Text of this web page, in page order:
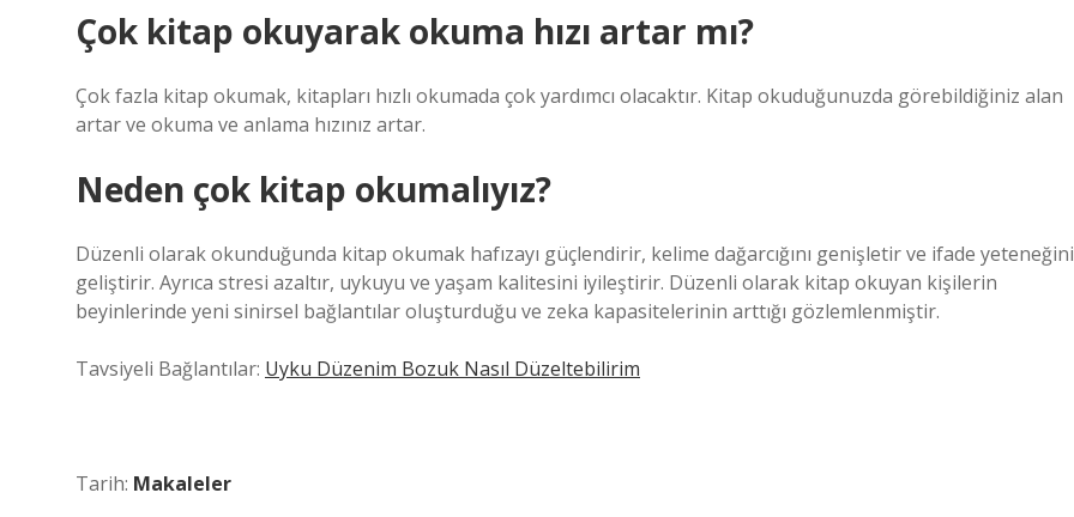
Çok kitap okuyarak okuma hızı artar mı?
Çok fazla kitap okumak, kitapları hızlı okumada çok yardımcı olacaktır. Kitap okuduğunuzda görebildiğiniz alan
artar ve okuma ve anlama hızınız artar.
Neden çok kitap okumalıyız?
Düzenli olarak okunduğunda kitap okumak hafızayı güçlendirir, kelime dağarcığını genişletir ve ifade yeteneğini
geliştirir. Ayrıca stresi azaltır, uykuyu ve yaşam kalitesini iyileştirir. Düzenli olarak kitap okuyan kişilerin
beyinlerinde yeni sinirsel bağlantılar oluşturduğu ve zeka kapasitelerinin arttığı gözlemlenmiştir.
Tavsiyeli Bağlantılar: Uyku Düzenim Bozuk Nasıl Düzeltebilirim
Tarih: Makaleler